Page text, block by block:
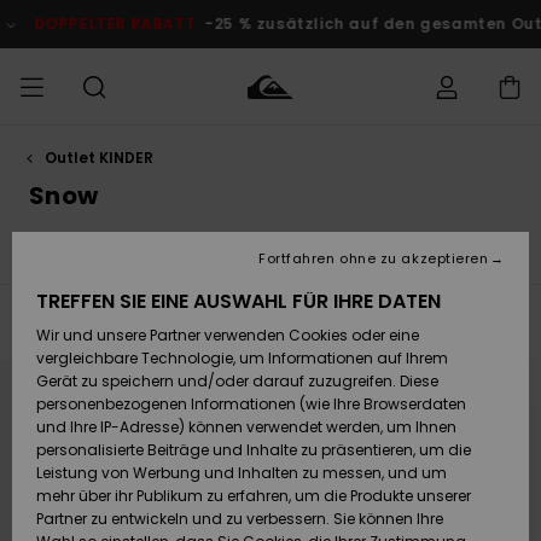
Produkt
springen
% zusätzlich auf den gesamten Outlet-Bereich Jetzt Sparen
MÄNNER
Accessoires
Schuhe&
Flip-Flops
Surf
Snow
JUNGEN
Accessoires
Schuhe&
Flip-Flops
Surf
Snow
FRAUEN
Brandneu
Highlights
Snow
SURF
Kinder
Highlights
Community
SNOW
Kinder
Snow Shop
Damen
Highlights
DOPPELTER
RABATT
KINDER
Outlet
Frauen
Versand
Retouren
Bezahlung
Geschenkkarte
Quiksilver
Outlet KINDER
Snow
Schneehosen
Filterkriterien
springen
Überspringen
TREFFEN SIE EINE AUSWAHL FÜR IHRE DATEN
Wir und unsere Partner verwenden Cookies oder eine
vergleichbare Technologie, um Informationen auf Ihrem
Gerät zu speichern und/oder darauf zuzugreifen. Diese
personenbezogenen Informationen (wie Ihre Browserdaten
und Ihre IP-Adresse) können verwendet werden, um Ihnen
personalisierte Beiträge und Inhalte zu präsentieren, um die
Leistung von Werbung und Inhalten zu messen, und um
mehr über ihr Publikum zu erfahren, um die Produkte unserer
Partner zu entwickeln und zu verbessern. Sie können Ihre
Fortfahren ohne zu akzeptieren